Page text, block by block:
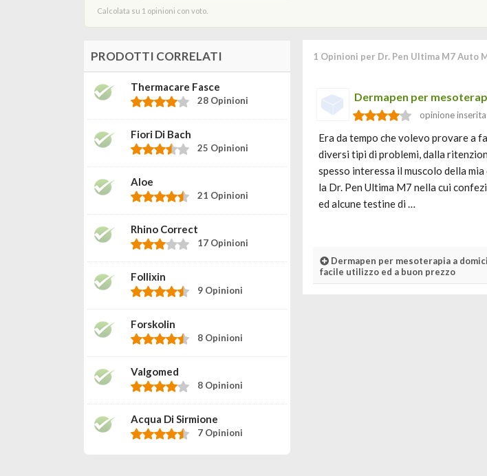
Calcolata su 1 opinioni con voto.
1 Opinioni per Dr. Pen Ultima M7 Auto
Dermapen per
opinione
Era da tempo che volevo provare a
diversi tipi di problemi, dalla
spesso interessa il muscolo della
la Dr. Pen Ultima M7 nella cui
ed alcune testine di …
Dermapen per mesoterapia a
facile utilizzo ed a buon prezzo
PRODOTTI CORRELATI
Thermacare Fasce
28 Opinioni
Fiori Di Bach
25 Opinioni
Aloe
21 Opinioni
Rhino Correct
17 Opinioni
Follixin
9 Opinioni
Forskolin
8 Opinioni
Valgomed
8 Opinioni
Acqua Di Sirmione
7 Opinioni